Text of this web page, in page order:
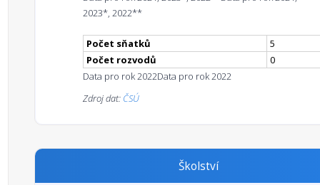
2023*, 2022**
Počet sňatků
5
Počet rozvodů
0
Data pro rok 2022Data pro rok 2022
Zdroj dat: ČSÚ
Školství